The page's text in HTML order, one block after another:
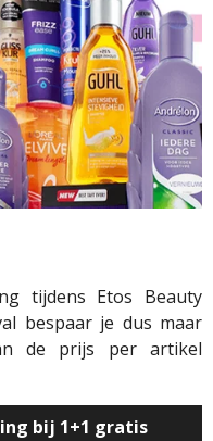
tijdens Etos Beauty
bespaar je dus maar
de prijs per artikel
bij 1+1 gratis